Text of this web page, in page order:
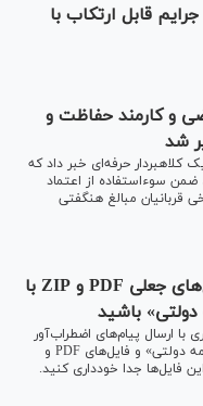
قابل ارتکاب با
و کارمند حفاظت و
شد
حرفه‌ای خبر داد که
سوءاستفاده از اعتماد
قربانیان مبالغ هنگفتی
پلیس فتا: مراقب کلاهبرداری با فایل‌های جعلی PDF و ZIP با
باشید
ارسال پیام‌های اضطراب‌آور
حاوی عناوینی نظیر «ابلاغیه قضایی» و «بخشنامه دولتی» و فایل‌های PDF و